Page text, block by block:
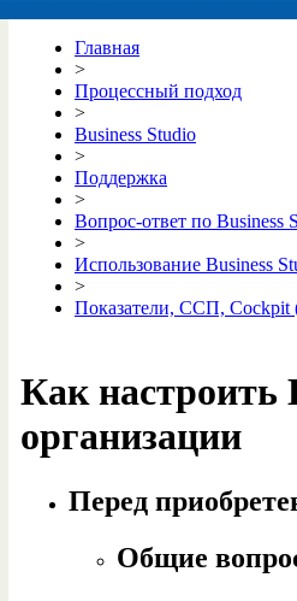
Главная
>
Процессный подход
>
Business Studio
>
Поддержка
>
Вопрос-ответ по Business
>
Использование Business
>
Показатели, ССП, Cockpit
Как настроить
организации
Перед
Общие